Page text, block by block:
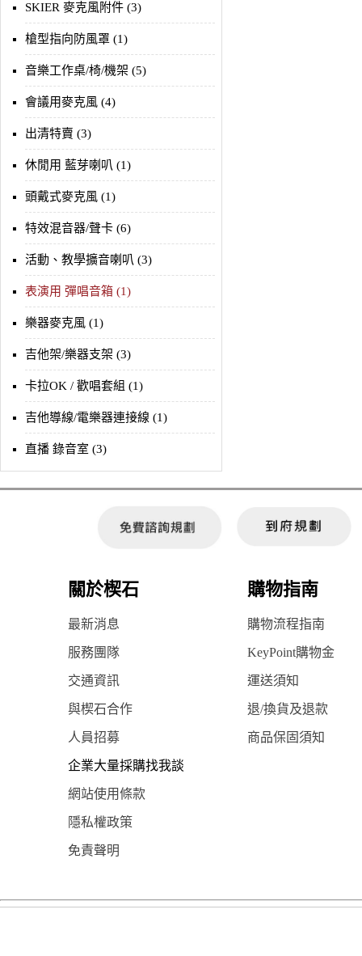
SKIER 麥克風附件 (3)
槍型指向防風罩 (1)
音樂工作桌/椅/機架 (5)
會議用麥克風 (4)
出清特賣 (3)
休閒用 藍芽喇叭 (1)
頭戴式麥克風 (1)
特效混音器/聲卡 (6)
活動、教學擴音喇叭 (3)
表演用 彈唱音箱 (1)
樂器麥克風 (1)
吉他架/樂器支架 (3)
卡拉OK / 歡唱套組 (1)
吉他導線/電樂器連接線 (1)
直播 錄音室 (3)
關於楔石 購物指南
最新消息 購物流程指南
服務團隊 KeyPoint購物金
交通資訊 運送須知
與楔石合作 退/換貨及退款
人員招募 商品保固須知
企業大量採購找我談
網站使用條款
隱私權政策
免責聲明